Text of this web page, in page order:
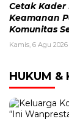
Cetak Kader
Keamanan
Komunitas
Kamis, 6 Agu
HUKUM &